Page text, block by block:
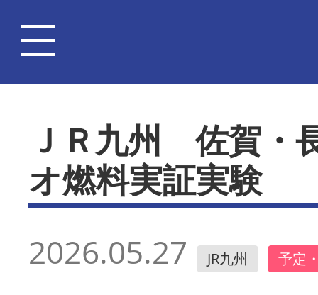
ＪＲ九州 佐賀・
オ燃料実証実験
2026.05.27 JR九州 予定